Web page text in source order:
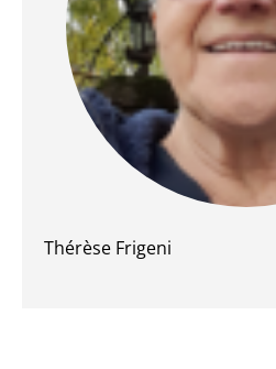
Thérèse Frigeni